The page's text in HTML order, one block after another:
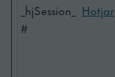
_hjSession_
#
Hotjar